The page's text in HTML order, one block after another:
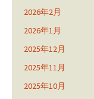
2026年2月
2026年1月
2025年12月
2025年11月
2025年10月